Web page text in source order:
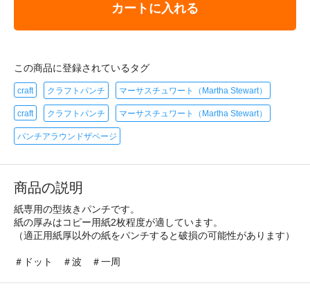
カートに入れる
この商品に登録されているタグ
craft クラフトパンチ マーサスチュワート（Martha Stewart）
craft クラフトパンチ マーサスチュワート（Martha Stewart）
パンチアラウンドザページ
商品の説明
紙専用の型抜きパンチです。
紙の厚みはコピー用紙2枚程度が適しています。
（適正用紙厚以外の紙をパンチすると破損の可能性があります）
＃ドット ＃波 ＃一周